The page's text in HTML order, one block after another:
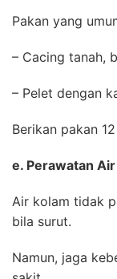
Pakan yang
– Cacing tanah,
– Pelet dengan
Berikan pakan
e. Perawatan
Air kolam tidak
bila surut.
Namun, jaga